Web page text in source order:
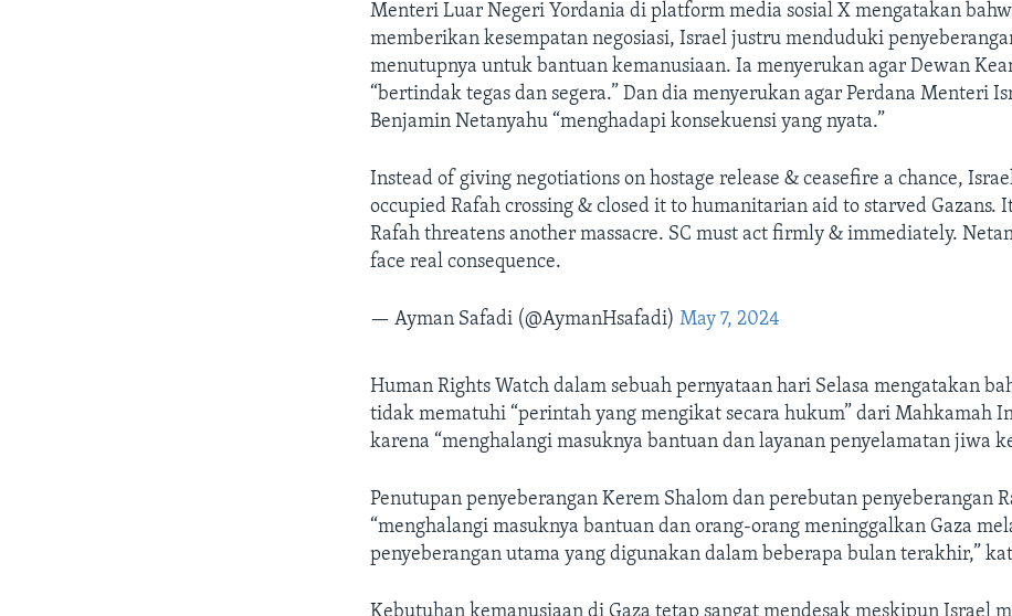
Menteri Luar Negeri Yordania di platform media sosial X mengatakan
memberikan kesempatan negosiasi, Israel justru menduduki
menutupnya untuk bantuan kemanusiaan. Ia menyerukan agar Dewan
“bertindak tegas dan segera.” Dan dia menyerukan agar Perdana Menteri
Benjamin Netanyahu “menghadapi konsekuensi yang nyata.”
Instead of giving negotiations on hostage release & ceasefire a chance,
occupied Rafah crossing & closed it to humanitarian aid to starved Gazans.
Rafah threatens another massacre. SC must act firmly & immediately.
face real consequence.
— Ayman Safadi (@AymanHsafadi)May 7, 2024
Human Rights Watch dalam sebuah pernyataan hari Selasa mengatakan
tidak mematuhi “perintah yang mengikat secara hukum” dari Mahkamah
karena “menghalangi masuknya bantuan dan layanan penyelamatan jiwa
Penutupan penyeberangan Kerem Shalom dan perebutan penyeberangan
“menghalangi masuknya bantuan dan orang-orang meninggalkan Gaza
penyeberangan utama yang digunakan dalam beberapa bulan terakhir,”